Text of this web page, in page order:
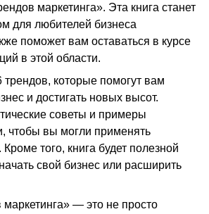
маркетинга». Эта книга станет
для любителей бизнеса
поможет вам оставаться в курсе
в этой области.
трендов, которые помогут вам
и достигать новых высот.
советы и примеры
чтобы вы могли применять
того, книга будет полезной
свой бизнес или расширить
маркетинга» — это не просто